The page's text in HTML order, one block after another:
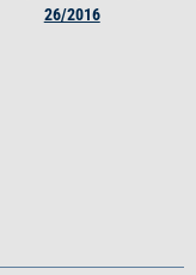
26/2016